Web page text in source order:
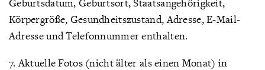
Körpergröße, Gesundheitszustand, Adresse, E-Mail-
Adresse und Telefonnummer enthalten.
7. Aktuelle Fotos (nicht älter als einen Monat) in